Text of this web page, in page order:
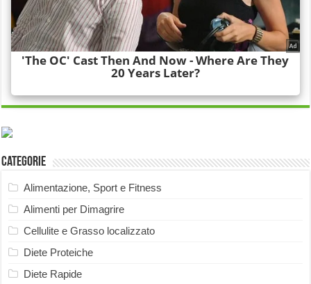
Categorie
Alimentazione, Sport e Fitness
Alimenti per Dimagrire
Cellulite e Grasso localizzato
Diete Proteiche
Diete Rapide